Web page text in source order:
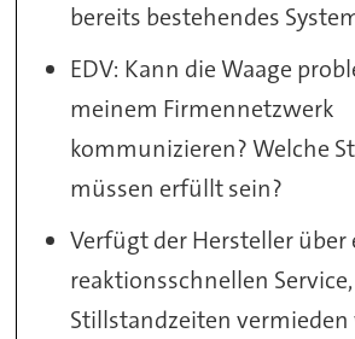
bereits bestehendes
EDV: Kann die Waage
meinem Firmennetzwerk
kommunizieren? Welche
müssen erfüllt sein?
Verfügt der Hersteller über
reaktionsschnellen
Stillstandzeiten vermieden